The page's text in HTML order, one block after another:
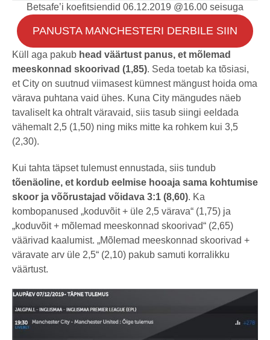
Betsafe’i koefitsiendid 06.12.2019 @16.00 seisuga
PANUSTA MANCHESTERI DERBILE SIIN
Küll aga pakub head väärtust panus, et mõlemad
meeskonnad skoorivad (1,85). Seda toetab ka tõsiasi,
et City on suutnud viimasest kümnest mängust hoida oma
värava puhtana vaid ühes. Kuna City mängudes näeb
tavaliselt ka ohtralt väravaid, siis tasub siingi eeldada
vähemalt 2,5 (1,50) ning miks mitte ka rohkem kui 3,5
(2,30).
Kui tahta täpset tulemust ennustada, siis tundub
tõenäoline, et kordub eelmise hooaja sama kohtumise
skoor ja võõrustajad võidava 3:1 (8,60). Ka
kombopanused „koduvõit + üle 2,5 värava“ (1,75) ja
„koduvõit + mõlemad meeskonnad skoorivad“ (2,65)
väärivad kaalumist. „Mõlemad meeskonnad skoorivad +
väravate arv üle 2,5“ (2,10) pakub samuti korralikku
väärtust.